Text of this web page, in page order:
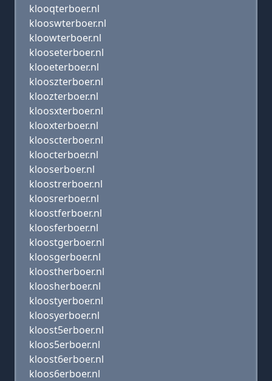
klooqterboer.nl
klooswterboer.nl
kloowterboer.nl
klooseterboer.nl
klooeterboer.nl
klooszterboer.nl
kloozterboer.nl
kloosxterboer.nl
klooxterboer.nl
klooscterboer.nl
kloocterboer.nl
klooserboer.nl
kloostrerboer.nl
kloosrerboer.nl
kloostferboer.nl
kloosferboer.nl
kloostgerboer.nl
kloosgerboer.nl
kloostherboer.nl
kloosherboer.nl
kloostyerboer.nl
kloosyerboer.nl
kloost5erboer.nl
kloos5erboer.nl
kloost6erboer.nl
kloos6erboer.nl